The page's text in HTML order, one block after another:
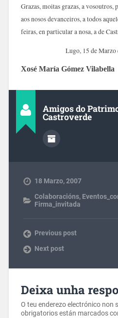
Grazas, moitas grazas, a vosoutros,
aos nosos devanceiros, a todos
feiras, en particular a nosa, a de
Lugo, 15 de Marzo
Xosé María Gómez Vilabella
Amigos do
Castroverde
18 Marzo, 2007
Colaboracións,
Firma_invitada
Previous post
Next post
Deixa unha
O teu enderezo electrónico non
obrigatorios están marcados